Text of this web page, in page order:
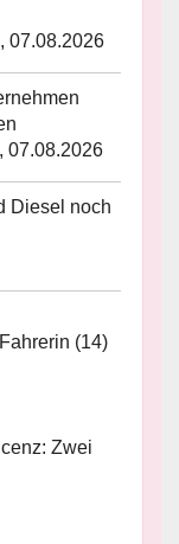
07.08.2026
07.08.2026
Diesel noch
(14)
Zwei